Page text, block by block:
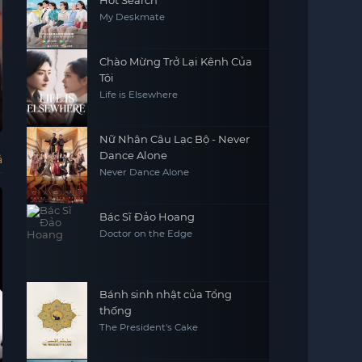
Chú Hề Trong
Cánh Đồng Ngô
Clown in a
Cornfield
Rợn Của Sabrina
(Phần 3)
Adventures of
Sabrina (Season 3)
Bride - Jao Sao
My Deskmate
Chào Mừng Trở Lại Kênh Của
Tôi
Life is Elsewhere
Nữ Nhân Câu Lạc Bộ - Never
Dance Alone
Never Dance Alone
Bác Sĩ Đảo Hoang
Doctor on the Edge
Bánh sinh nhật của Tổng
thống
The President's Cake